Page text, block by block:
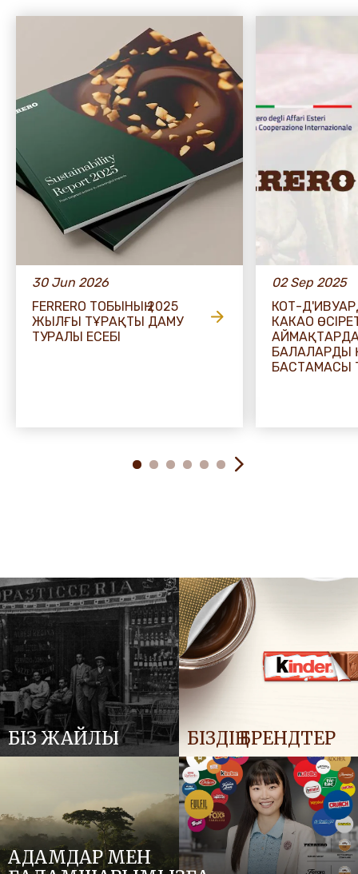
30 Jun 2026
FERRERO ТОБЫНЫҢ 2025
ЖЫЛҒЫ ТҰРАҚТЫ ДАМУ
ТУРАЛЫ ЕСЕБІ
02 Sep 2025
КОТ-
КАКАО
БАЛАЛАРДЫ
БАСТАМАСЫ
БІЗ ЖАЙЛЫ БІЗДІҢ БРЕНДТЕР
АДАМДАР МЕН